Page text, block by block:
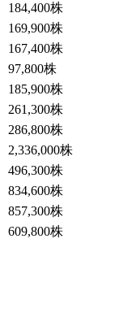
184,400株
169,900株
167,400株
97,800株
185,900株
261,300株
286,800株
2,336,000株
496,300株
834,600株
857,300株
609,800株